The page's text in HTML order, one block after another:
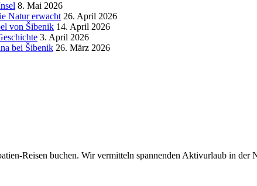
8. Mai 2026
Natur erwacht 26. April 2026
von Šibenik 14. April 2026
3. April 2026
bei Šibenik 26. März 2026
Reisen buchen. Wir vermitteln spannenden Aktivurlaub in